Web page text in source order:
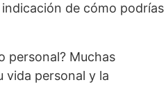
de cómo podrías
personal? Muchas
vida personal y la